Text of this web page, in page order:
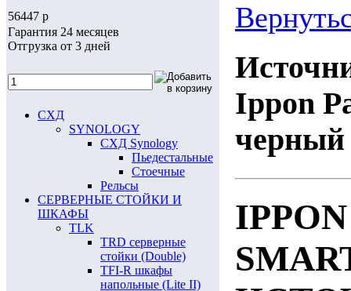
56447 p
Гарантия 24 месяцев
Отгрузка от 3 дней
СХД
SYNOLOGY
СХД Synology
Пьедестальные
Стоечные
Рельсы
СЕРВЕРНЫЕ СТОЙКИ И
ШКАФЫ
TLK
TRD серверные
стойки (Double)
TFI-R шкафы
напольные (Lite II)
Ippon
черный